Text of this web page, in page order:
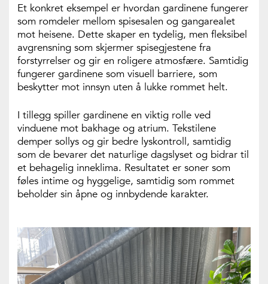
Et konkret eksempel er hvordan gardinene fungerer
som romdeler mellom spisesalen og gangarealet
mot heisene. Dette skaper en tydelig, men fleksibel
avgrensning som skjermer spisegjestene fra
forstyrrelser og gir en roligere atmosfære. Samtidig
fungerer gardinene som visuell barriere, som
beskytter mot innsyn uten å lukke rommet helt.
I tillegg spiller gardinene en viktig rolle ved
vinduene mot bakhage og atrium. Tekstilene
demper sollys og gir bedre lyskontroll, samtidig
som de bevarer det naturlige dagslyset og bidrar til
et behagelig inneklima. Resultatet er soner som
føles intime og hyggelige, samtidig som rommet
beholder sin åpne og innbydende karakter.